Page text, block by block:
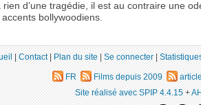
rien d’une tragédie, il est au contraire une
bollywoodiens.
|Contact|Plan du site|Se connecter|
FR Films depuis 2009
Site réalisé avec SPIP 4.4.15+